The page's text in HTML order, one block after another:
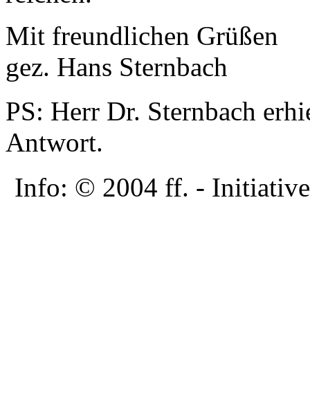
Mit freundlichen Grüßen
gez. Hans Sternbach
PS: Herr Dr. Sternbach
Antwort.
Info: © 2004 ff. -